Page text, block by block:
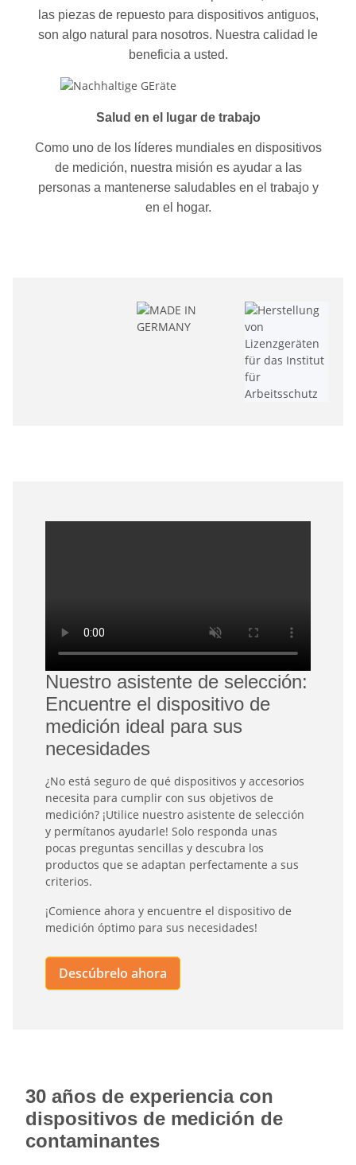
las piezas de repuesto para dispositivos antiguos,
son algo natural para nosotros. Nuestra calidad le
beneficia a usted.
Salud en el lugar de trabajo
Como uno de los líderes mundiales en dispositivos
de medición, nuestra misión es ayudar a las
personas a mantenerse saludables en el trabajo y
en el hogar.
Nuestro asistente de selección:
Encuentre el dispositivo de
medición ideal para sus
necesidades
¿No está seguro de qué dispositivos y accesorios
necesita para cumplir con sus objetivos de
medición? ¡Utilice nuestro asistente de selección
y permítanos ayudarle! Solo responda unas
pocas preguntas sencillas y descubra los
productos que se adaptan perfectamente a sus
criterios.
¡Comience ahora y encuentre el dispositivo de
medición óptimo para sus necesidades!
Descúbrelo ahora
30 años de experiencia con
dispositivos de medición de
contaminantes